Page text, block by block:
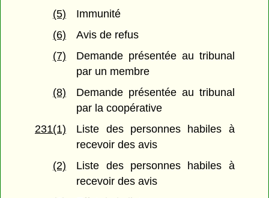
(5)
Immunité
(6)
Avis de refus
(7)
Demande présentée au tribunal
par un membre
(8)
Demande présentée au tribunal
par la coopérative
231(1)
Liste des personnes habiles à
recevoir des avis
(2)
Liste des personnes habiles à
recevoir des avis